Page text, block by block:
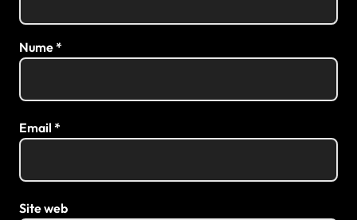
Nume*
Email *
Site web